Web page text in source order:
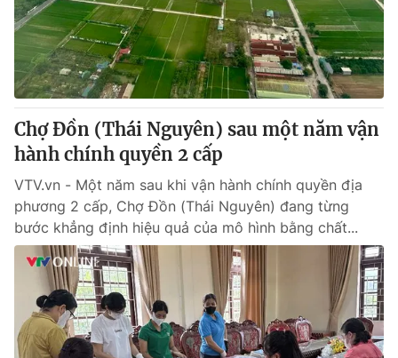
Thị trường 24h Tấm lòng Việt
VTV4 Vươn mình bằng AI
VTV9 VTV8
Liên hệ tòa soạn English
THỜI BÁO VTV
Theo dõi báo trên
Chợ Đồn (Thái Nguyên) sau một năm vận
hành chính quyền 2 cấp
VTV.vn - Một năm sau khi vận hành chính quyền địa
phương 2 cấp, Chợ Đồn (Thái Nguyên) đang từng
bước khẳng định hiệu quả của mô hình bằng chất...